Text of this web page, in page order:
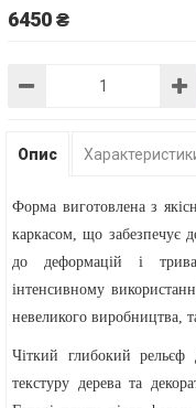
6450 ₴
Опис
Форма виготовлена з
каркасом, що забезпечує
до деформацій і
інтенсивному
невеликого виробництва,
Чіткий глибокий рельєф
текстуру дерева та